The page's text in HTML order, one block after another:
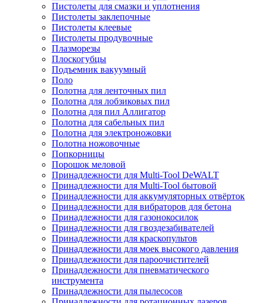
Пистолеты для смазки и уплотнения
Пистолеты заклепочные
Пистолеты клеевые
Пистолеты продувочные
Плазморезы
Плоскогубцы
Подъемник вакуумный
Поло
Полотна для ленточных пил
Полотна для лобзиковых пил
Полотна для пил Аллигатор
Полотна для сабельных пил
Полотна для электроножовки
Полотна ножовочные
Попкорницы
Порошок меловой
Принадлежности для Multi-Tool DeWALT
Принадлежности для Multi-Tool бытовой
Принадлежности для аккумуляторных отвёрток
Принадлежности для вибраторов для бетона
Принадлежности для газонокосилок
Принадлежности для гвоздезабивателей
Принадлежности для краскопультов
Принадлежности для моек высокого давления
Принадлежности для пароочистителей
Принадлежности для пневматического
инструмента
Принадлежности для пылесосов